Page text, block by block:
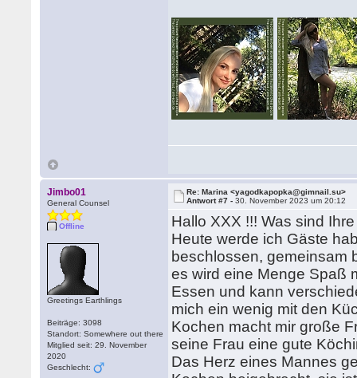
Jimbo01
General Counsel
Offline
Greetings Earthlings
Beiträge: 3098
Standort: Somewhere out there
Mitglied seit: 29. November
2020
Geschlecht:
Re: Marina <yagodkapopka@gimnail.su>
Antwort #7 -30. November 2023 um 20:12
Hallo XXX !!! Was sind
Heute werde ich Gäste
beschlossen, gemeinsam
es wird eine Menge Spaß
Essen und kann
mich ein wenig mit den
Kochen macht mir große
seine Frau eine gute
Das Herz eines Mannes